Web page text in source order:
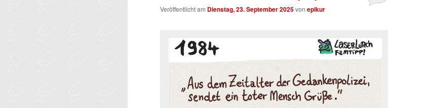
Veröffentlicht am Dienstag, 23. September 2025von epikur